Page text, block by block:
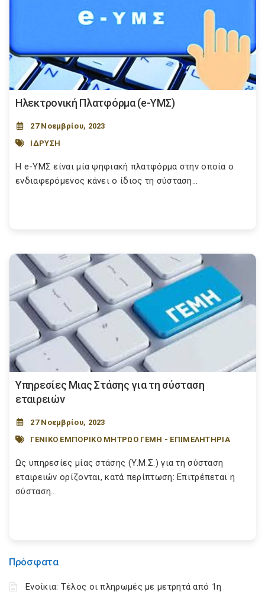
Πρόσφατα
Ενοίκια: Τέλος οι πληρωμές με μετρητά από 1η
Ηλεκτρονική Πλατφόρμα (e-ΥΜΣ)
27 Νοεμβρίου, 2023
ΙΔΡΥΣΗ
H e-ΥΜΣ είναι μία ψηφιακή πλατφόρμα στην οποία ο
ενδιαφερόμενος κάνει ο ίδιος τη σύσταση...
Υπηρεσίες Μιας Στάσης για τη σύσταση
εταιρειών
27 Νοεμβρίου, 2023
ΓΕΝΙΚΟ ΕΜΠΟΡΙΚΟ ΜΗΤΡΩΟ ΓΕΜΗ - ΕΠΙΜΕΛΗΤΗΡΙΑ
Ως υπηρεσίες μίας στάσης (Υ.Μ.Σ.) για τη σύσταση
εταιρειών ορίζονται, κατά περίπτωση: Επιτρέπεται η
σύσταση...